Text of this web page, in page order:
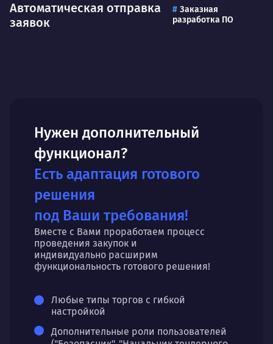
Автоматическая отправка
заявок
Заказная
разработка ПО
Нужен дополнительный
функционал?
Есть адаптация готового
решения
под Ваши требования!
Вместе с Вами проработаем процесс
проведения закупок и
индивидуально расширим
функциональность готового решения!
Любые типы торгов с гибкой
настройкой
Дополнительные роли пользователей